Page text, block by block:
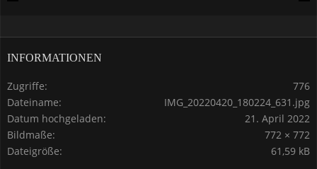
INFORMATIONEN
Zugriffe
776
Dateiname
IMG_20220420_180224_631.jpg
Datum hochgeladen
21. April 2022
Bildmaße
772 × 772
Dateigröße
61,59 kB